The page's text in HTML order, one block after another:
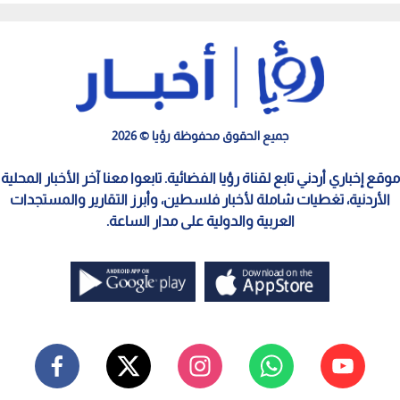
جميع الحقوق محفوظة رؤيا © 2026
موقع إخباري أردني تابع لقناة رؤيا الفضائية. تابعوا معنا آخر الأخبار المحلية
الأردنية، تغطيات شاملة لأخبار فلسطين، وأبرز التقارير والمستجدات
العربية والدولية على مدار الساعة.